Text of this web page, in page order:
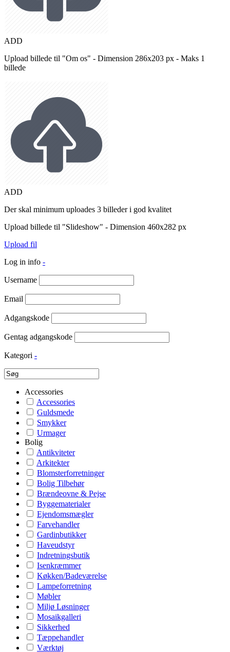
ADD
Upload billede til "Om os" - Dimension 286x203 px - Maks 1
billede
ADD
Der skal minimum uploades 3 billeder i god kvalitet
Upload billede til "Slideshow" - Dimension 460x282 px
Upload fil
Log in info -
Username
Email
Adgangskode
Gentag adgangskode
Kategori -
Accessories
Accessories
Guldsmede
Smykker
Urmager
Bolig
Antikviteter
Arkitekter
Blomsterforretninger
Bolig Tilbehør
Brændeovne & Pejse
Byggematerialer
Ejendomsmægler
Farvehandler
Gardinbutikker
Haveudstyr
Indretningsbutik
Isenkræmmer
Køkken/Badeværelse
Lampeforretning
Møbler
Miljø Løsninger
Mosaikgalleri
Sikkerhed
Tæppehandler
Værktøj